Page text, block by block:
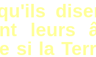
leurs
si la